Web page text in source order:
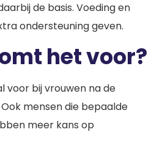
de basis. Voeding en
ondersteuning geven.
het voor?
voor bij vrouwen na de
mensen die bepaalde
meer kans op